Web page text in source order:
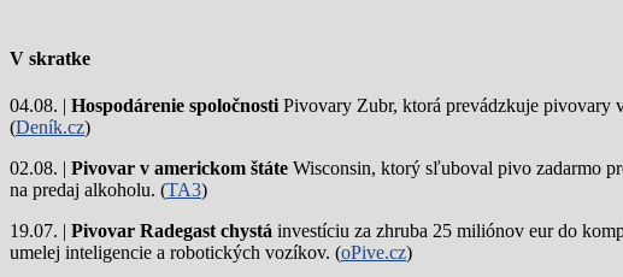
V skratke
04.08. | Hospodárenie spoločnostiPivovary Zubr, ktorá prevádzkuje pivovary
(Deník.cz)
02.08. | Pivovar v americkom štáte Wisconsin, ktorý sľuboval pivo zadarmo
na predaj alkoholu. (TA3)
19.07. | Pivovar Radegast chystá investíciu za zhruba 25 miliónov eur do
umelej inteligencie a robotických vozíkov. (oPive.cz)